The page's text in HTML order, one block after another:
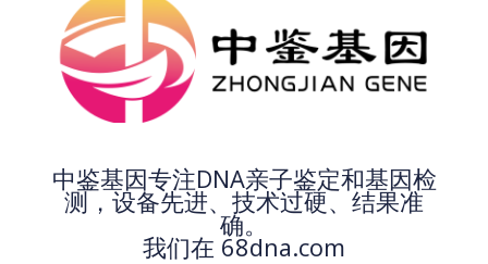
中鉴基因专注DNA亲子鉴定和基因检
测，设备先进、技术过硬、结果准
确。
我们在 68dna.com